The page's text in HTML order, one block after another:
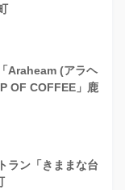
Araheam (アラヘ
OF COFFEE」鹿
ラン「きままな台